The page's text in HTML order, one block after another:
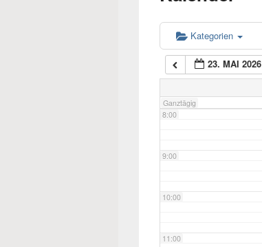
Kategorien
23. MAI 2026
Ganztägig
6:00
7:00
8:00
9:00
10:00
11:00